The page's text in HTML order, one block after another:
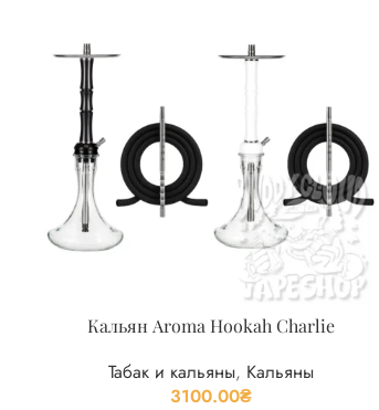
Кальян Aroma Hookah Charlie
Табак и кальяны, Кальяны
3100.00₴